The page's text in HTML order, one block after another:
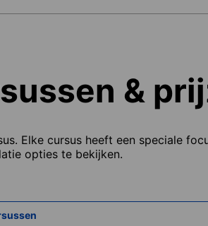
&
Elke cursus heeft een speciale
opties te bekijken.